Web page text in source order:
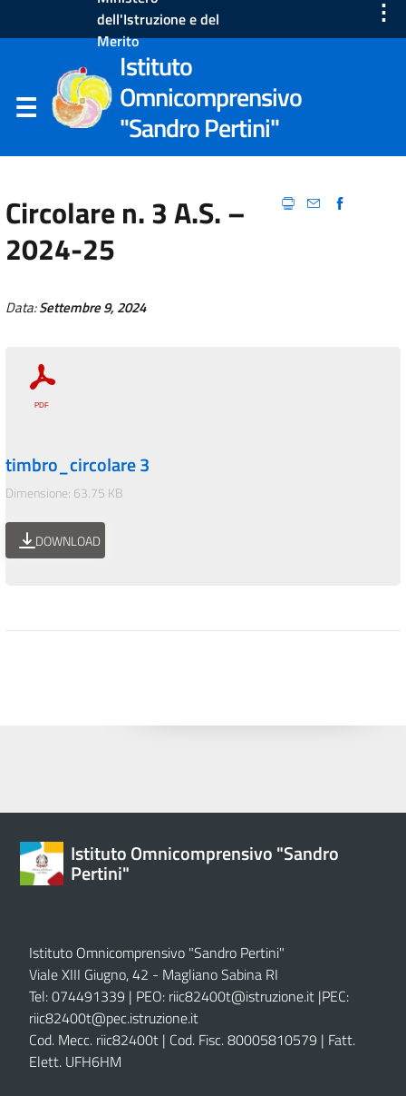
dell'Istruzione e del
Merito
⋮
Istituto
Omnicomprensivo
"Sandro Pertini"
Circolare n. 3 A.S. –
2024-25
Data:Settembre 9, 2024
timbro_circolare 3
Dimensione: 63.75 KB
DOWNLOAD
Istituto Omnicomprensivo "Sandro
Pertini"
Istituto Omnicomprensivo "Sandro Pertini"
Viale XIII Giugno, 42 - Magliano Sabina RI
Tel: 074491339 | PEO: riic82400t@istruzione.it |PEC:
riic82400t@pec.istruzione.it
Cod. Mecc. riic82400t | Cod. Fisc. 80005810579 | Fatt.
Elett. UFH6HM